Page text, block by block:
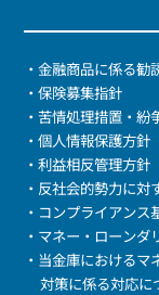
・金融商品に係る勧
・保険募集指針
・苦情処理措置・
・個人情報保護方針
・利益相反管理方針
・反社会的勢力に対
・コンプライアンス
・マネー・ローン
・当金庫における
対策に係る対応に